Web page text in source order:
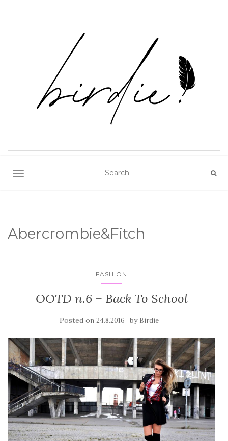
TOGGLE NAVIGATION
Abercrombie&Fitch
FASHION
OOTD n.6 – Back To School
Posted on 24.8.2016 by Birdie